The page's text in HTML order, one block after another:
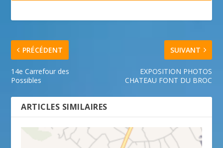
PRÉCÉDENT
14e Carrefour des
Possibles
SUIVANT
EXPOSITION PHOTOS
CHATEAU FONT DU BROC
ARTICLES SIMILAIRES